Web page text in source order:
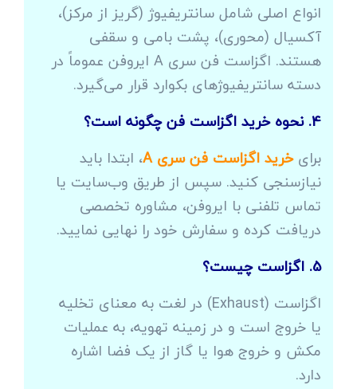
انواع اصلی شامل سانتریفیوژ (گریز از مرکز)،
آکسیال (محوری)، پشت بامی و سقفی
هستند. اگزاست فن سری A ایروفن عموماً در
دسته سانتریفیوژهای بکوارد قرار می‌گیرد.
4. نحوه خرید اگزاست فن چگونه است؟
برایخرید اگزاست فن سری A ، ابتدا باید
نیازسنجی کنید. سپس از طریق وب‌سایت یا
تماس تلفنی با ایروفن، مشاوره تخصصی
دریافت کرده و سفارش خود را نهایی نمایید.
5. اگزاست چیست؟
اگزاست (Exhaust) در لغت به معنای تخلیه
یا خروج است و در زمینه تهویه، به عملیات
مکش و خروج هوا یا گاز از یک فضا اشاره
دارد.